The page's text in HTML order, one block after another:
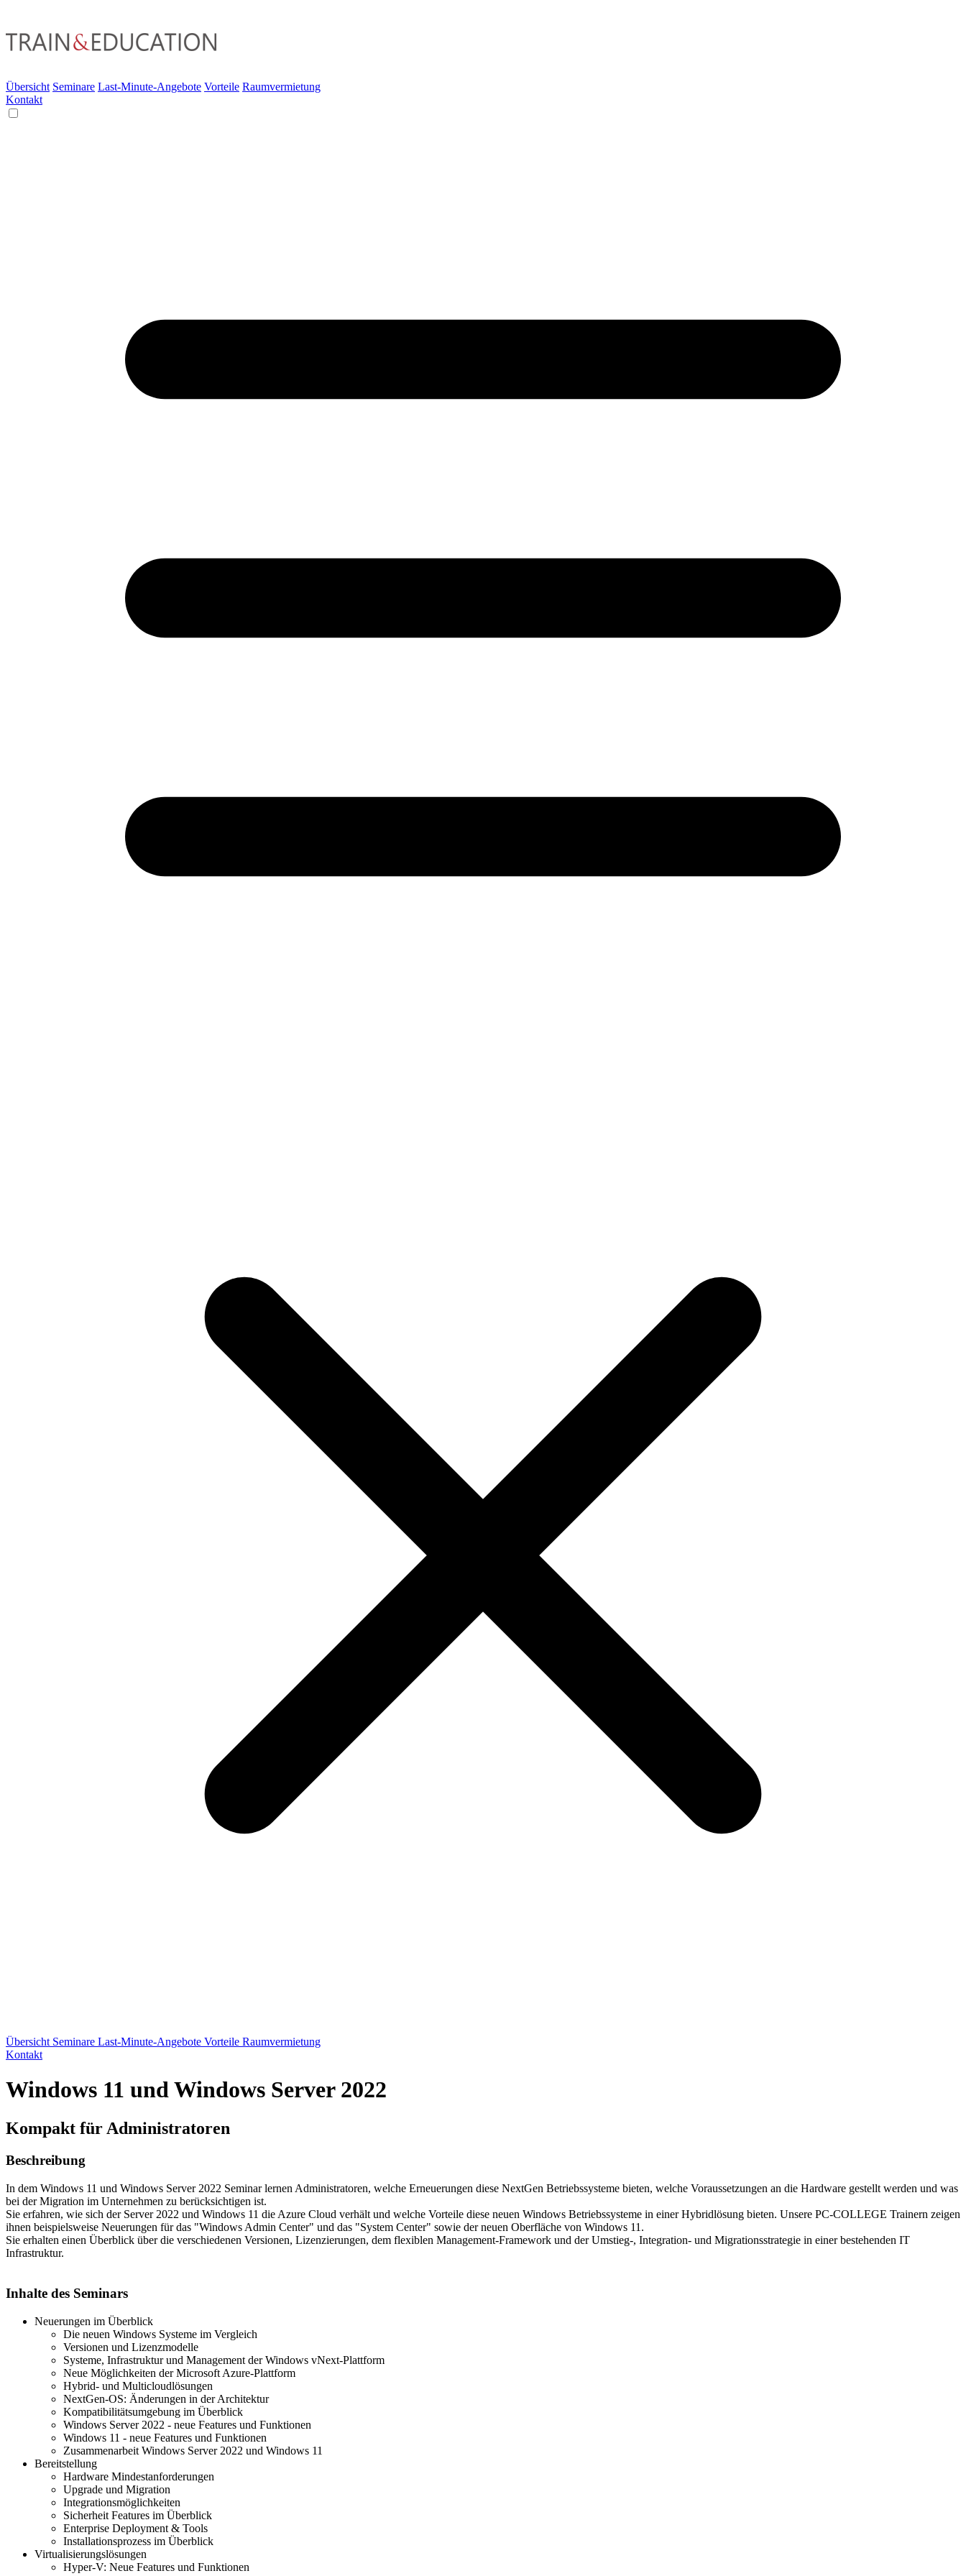
Übersicht Seminare Last-Minute-Angebote Vorteile Raumvermietung
Kontakt
Übersicht Seminare Last-Minute-Angebote Vorteile Raumvermietung
Kontakt
Windows 11 und Windows Server 2022
Kompakt für Administratoren
Beschreibung
In dem Windows 11 und Windows Server 2022 Seminar lernen Administratoren, welche Erneuerungen diese NextGen Betriebssysteme bieten, welche Voraussetzungen an die Hardware gestellt werden und was
bei der Migration im Unternehmen zu berücksichtigen ist.
Sie erfahren, wie sich der Server 2022 und Windows 11 die Azure Cloud verhält und welche Vorteile diese neuen Windows Betriebssysteme in einer Hybridlösung bieten. Unsere PC-COLLEGE Trainern zeigen
ihnen beispielsweise Neuerungen für das "Windows Admin Center" und das "System Center" sowie der neuen Oberfläche von Windows 11.
Sie erhalten einen Überblick über die verschiedenen Versionen, Lizenzierungen, dem flexiblen Management-Framework und der Umstieg-, Integration- und Migrationsstrategie in einer bestehenden IT
Infrastruktur.
Inhalte des Seminars
Neuerungen im Überblick
Die neuen Windows Systeme im Vergleich
Versionen und Lizenzmodelle
Systeme, Infrastruktur und Management der Windows vNext-Plattform
Neue Möglichkeiten der Microsoft Azure-Plattform
Hybrid- und Multicloudlösungen
NextGen-OS: Änderungen in der Architektur
Kompatibilitätsumgebung im Überblick
Windows Server 2022 - neue Features und Funktionen
Windows 11 - neue Features und Funktionen
Zusammenarbeit Windows Server 2022 und Windows 11
Bereitstellung
Hardware Mindestanforderungen
Upgrade und Migration
Integrationsmöglichkeiten
Sicherheit Features im Überblick
Enterprise Deployment & Tools
Installationsprozess im Überblick
Virtualisierungslösungen
Hyper-V: Neue Features und Funktionen